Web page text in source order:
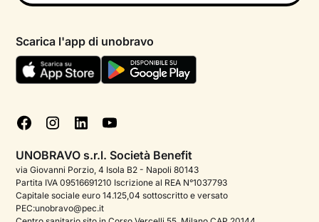
Psicologo in chat
Aiuto urgente
FAQ
Podcast di psicologia
Corporate
Psicologo italiano all'estero
Termini e condizioni
Informativa Privacy
Cookie policy
Gestisci cookie
Scarica l'app di unobravo
UNOBRAVO s.r.l. Società Benefit
via Giovanni Porzio, 4 Isola B2 - Napoli 80143
Partita IVA 09516691210 Iscrizione al REA N°1037793
Capitale sociale euro 14.125,04 sottoscritto e versato
PEC:unobravo@pec.it